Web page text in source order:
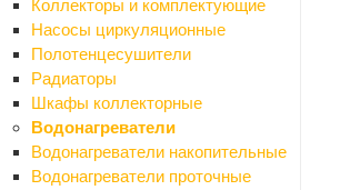
Коллекторы и комплектующие
Насосы циркуляционные
Полотенцесушители
Радиаторы
Шкафы коллекторные
Водонагреватели
Водонагреватели накопительные
Водонагреватели проточные
Крестики для кафеля и СВП
Люки ревизионные
Профили для плитки
Столярные изделия
Назад
Столярные изделия
Брус, доска